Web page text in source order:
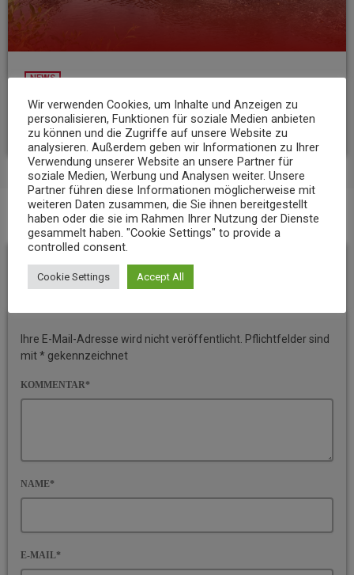
NEWS
Niedrigwasser belastet Gewässer im Landkreis Mayen-Koblenz
today 7. AUGUST 2026 8
BEITRAGS-KOMMENTARE (0)
Hinterlassen Sie eine
Ihre E-Mail-Adresse wird nicht veröffentlicht. Pflichtfelder sind
mit * gekennzeichnet
KOMMENTAR*
NAME*
E-MAIL*
Wir verwenden Cookies, um Inhalte und Anzeigen zu
personalisieren, Funktionen für soziale Medien anbieten
zu können und die Zugriffe auf unsere Website zu
analysieren. Außerdem geben wir Informationen zu Ihrer
Verwendung unserer Website an unsere Partner für
soziale Medien, Werbung und Analysen weiter. Unsere
Partner führen diese Informationen möglicherweise mit
weiteren Daten zusammen, die Sie ihnen bereitgestellt
haben oder die sie im Rahmen Ihrer Nutzung der Dienste
gesammelt haben. "Cookie Settings" to provide a
controlled consent.
Cookie Settings Accept All